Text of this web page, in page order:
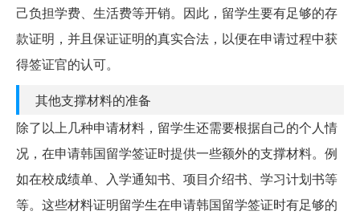
己负担学费、生活费等开销。因此，留学生要有足够的存
款证明，并且保证证明的真实合法，以便在申请过程中获
得签证官的认可。
其他支撑材料的准备
除了以上几种申请材料，留学生还需要根据自己的个人情
况，在申请韩国留学签证时提供一些额外的支撑材料。例
如在校成绩单、入学通知书、项目介绍书、学习计划书等
等。这些材料证明留学生在申请韩国留学签证时有足够的